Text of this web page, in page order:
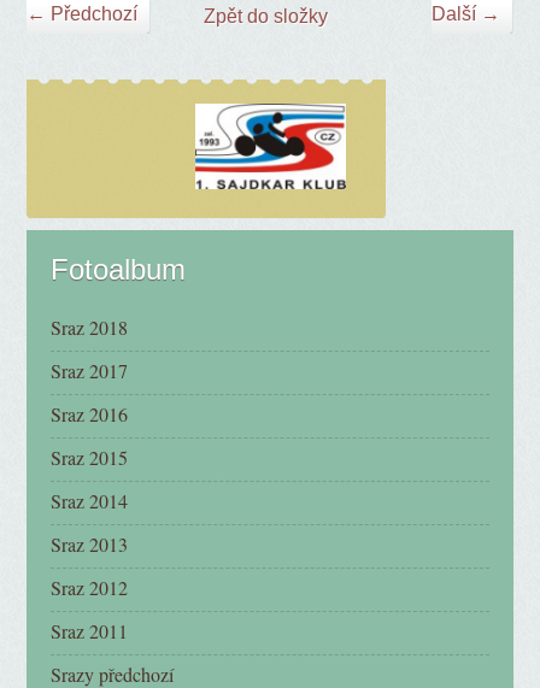
← Předchozí Další →
Zpět do složky
Fotoalbum
Sraz 2018
Sraz 2017
Sraz 2016
Sraz 2015
Sraz 2014
Sraz 2013
Sraz 2012
Sraz 2011
Srazy předchozí